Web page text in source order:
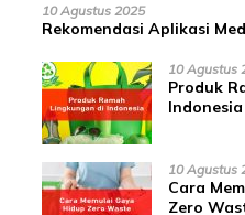
10 Agustus 2025
Rekomendasi Aplikasi
10 Agustus
Produk
Indonesia
10 Agustus
Cara
Zero